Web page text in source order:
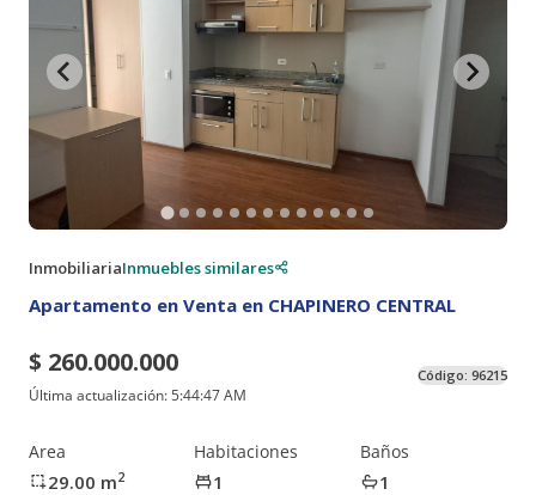
InmobiliariaInmuebles similares
Apartamento en Venta en CHAPINERO CENTRAL
$ 260.000.000
Última actualización:5:44:47 AM
Código: 96215
Area
29.00 m2
Habitaciones
1
Baños
1